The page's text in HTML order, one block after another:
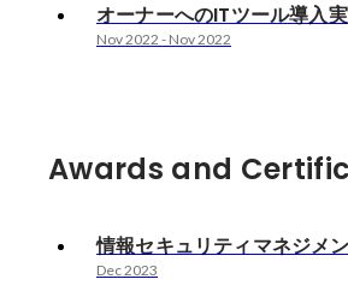
オーナーへのITツール導入
Nov 2022 - Nov 2022
Awards and
情報セキュリティマネジメ
Dec 2023